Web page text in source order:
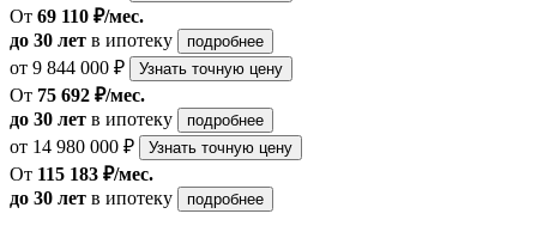
От 69 110 ₽/мес.
до 30 лет в ипотеку подробнее
от 9 844 000 ₽ Узнать точную цену
От 75 692 ₽/мес.
до 30 лет в ипотеку подробнее
от 14 980 000 ₽ Узнать точную цену
От 115 183 ₽/мес.
до 30 лет в ипотеку подробнее